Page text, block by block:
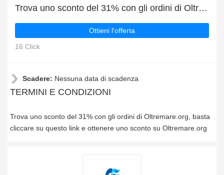
Trova uno sconto del 31% con gli ordini di Oltremare.org
Ottieni l'offerta
16 Click
Scadere: Nessuna data di scadenza
TERMINI E CONDIZIONI
Trova uno sconto del 31% con gli ordini di Oltremare.org, basta
cliccare su questo link e ottenere uno sconto su Oltremare.org